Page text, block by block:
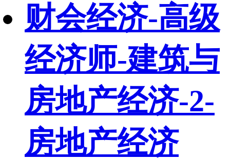
财会经济-高级
经济师-建筑与
房地产经济-2-
房地产经济